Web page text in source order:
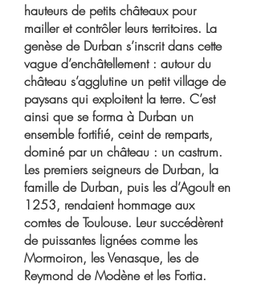
hauteurs de petits châteaux pour
mailler et contrôler leurs territoires. La
genèse de Durban s’inscrit dans cette
vague d’enchâtellement : autour du
château s’agglutine un petit village de
paysans qui exploitent la terre. C’est
ainsi que se forma à Durban un
ensemble fortifié, ceint de remparts,
dominé par un château : un castrum.
Les premiers seigneurs de Durban, la
famille de Durban, puis les d’Agoult en
1253, rendaient hommage aux
comtes de Toulouse. Leur succédèrent
de puissantes lignées comme les
Mormoiron, les Venasque, les de
Reymond de Modène et les Fortia.